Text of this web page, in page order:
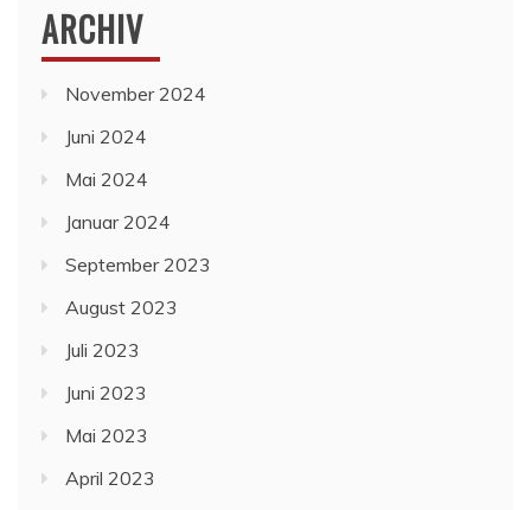
ARCHIV
November 2024
Juni 2024
Mai 2024
Januar 2024
September 2023
August 2023
Juli 2023
Juni 2023
Mai 2023
April 2023